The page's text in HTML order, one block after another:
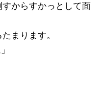
からすかっとして面
まります。